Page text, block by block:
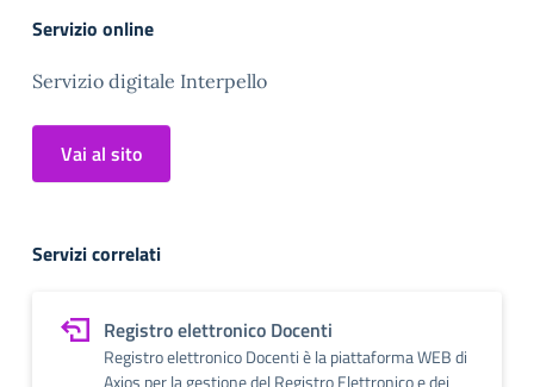
Servizio online
Servizio digitale Interpello
Vai al sito
Servizi correlati
Registro elettronico Docenti
Registro elettronico Docenti è la piattaforma WEB di
Axios per la gestione del Registro Elettronico e dei